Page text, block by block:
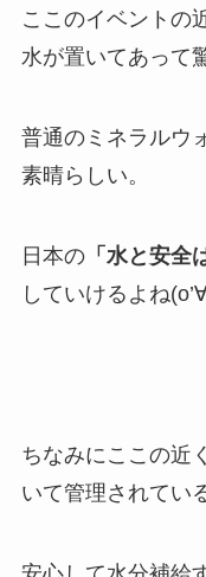
ここのイベントの
水が置いてあって
普通のミネラルウ
素晴らしい。
日本の「水と安全
していけるよね
ちなみにここの近
いて管理されてい